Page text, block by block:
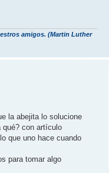
amigos. (Martin Luther
la abejita lo solucione
con artículo
que uno hace cuando
para tomar algo